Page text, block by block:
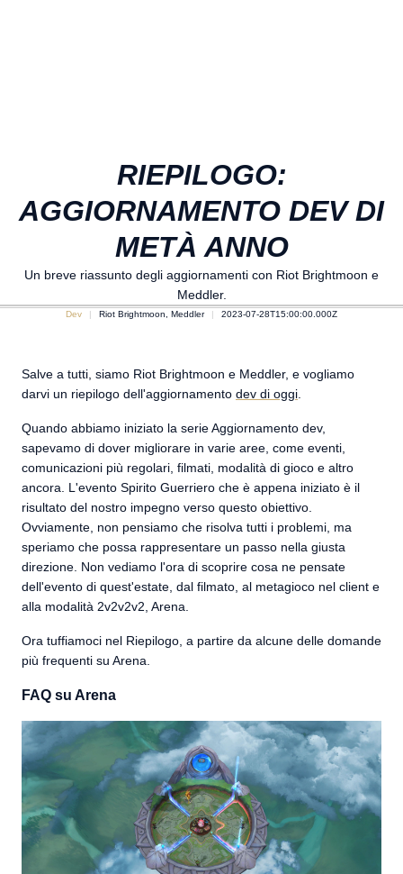
RIEPILOGO:
AGGIORNAMENTO DEV DI
METÀ ANNO
Un breve riassunto degli aggiornamenti con Riot Brightmoon e
Meddler.
Dev Riot Brightmoon, Meddler 2023-07-28T15:00:00.000Z
Salve a tutti, siamo Riot Brightmoon e Meddler, e vogliamo
darvi un riepilogo dell'aggiornamento dev di oggi
Quando abbiamo iniziato la serie Aggiornamento dev,
sapevamo di dover migliorare in varie aree, come eventi,
comunicazioni più regolari, filmati, modalità di gioco e altro
ancora. L'evento Spirito Guerriero che è appena iniziato è il
risultato del nostro impegno verso questo obiettivo.
Ovviamente, non pensiamo che risolva tutti i problemi, ma
speriamo che possa rappresentare un passo nella giusta
direzione. Non vediamo l'ora di scoprire cosa ne pensate
dell'evento di quest'estate, dal filmato, al metagioco nel client e
alla modalità 2v2v2v2, Arena.
Ora tuffiamoci nel Riepilogo, a partire da alcune delle domande
più frequenti su Arena.
FAQ su Arena